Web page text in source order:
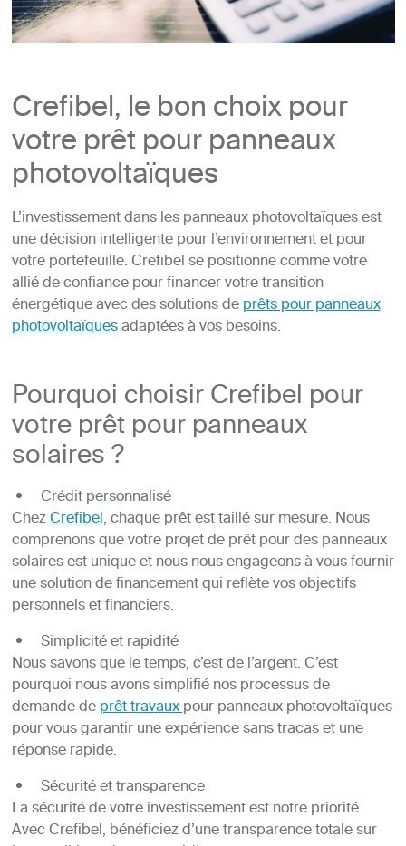
Crefibel, le bon choix pour
votre prêt pour panneaux
photovoltaïques
L’investissement dans les panneaux photovoltaïques est
une décision intelligente pour l’environnement et pour
votre portefeuille. Crefibel se positionne comme votre
allié de confiance pour financer votre transition
énergétique avec des solutions deprêts pour panneaux
photovoltaïquesadaptées à vos besoins.
Pourquoi choisir Crefibel pour
votre prêt pour panneaux
solaires ?
Crédit personnalisé
ChezCrefibel, chaque prêt est taillé sur mesure. Nous
comprenons que votre projet de prêt pour des panneaux
solaires est unique et nous nous engageons à vous fournir
une solution de financement qui reflète vos objectifs
personnels et financiers.
Simplicité et rapidité
Nous savons que le temps, c’est de l’argent. C’est
pourquoi nous avons simplifié nos processus de
demande deprêt travauxpour panneaux photovoltaïques
pour vous garantir une expérience sans tracas et une
réponse rapide.
Sécurité et transparence
La sécurité de votre investissement est notre priorité.
Avec Crefibel, bénéficiez d’une transparence totale sur